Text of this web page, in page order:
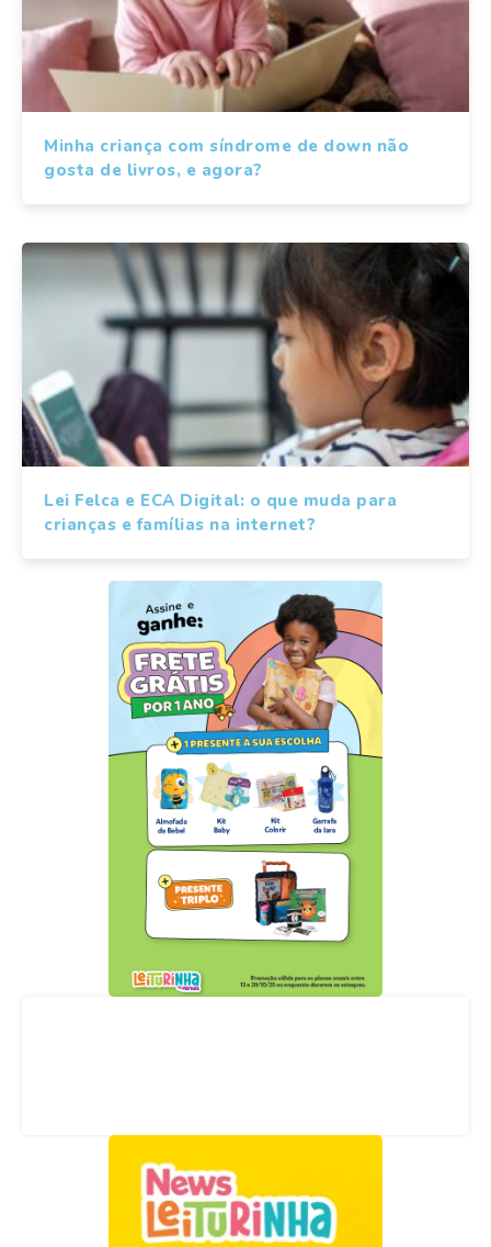
Minha criança com síndrome de down não
gosta de livros, e agora?
Lei Felca e ECA Digital: o que muda para
crianças e famílias na internet?